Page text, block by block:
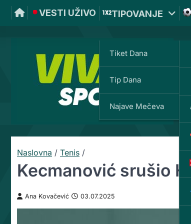
VESTI UŽIVO TIPOVANJE
Tiket Dana
Tip Dana
Najave Mečeva
Naslovna / Tenis /
Kecmanović srušio
Ana Kovačević 03.07.2025